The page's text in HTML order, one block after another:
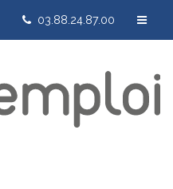
03.88.24.87.00